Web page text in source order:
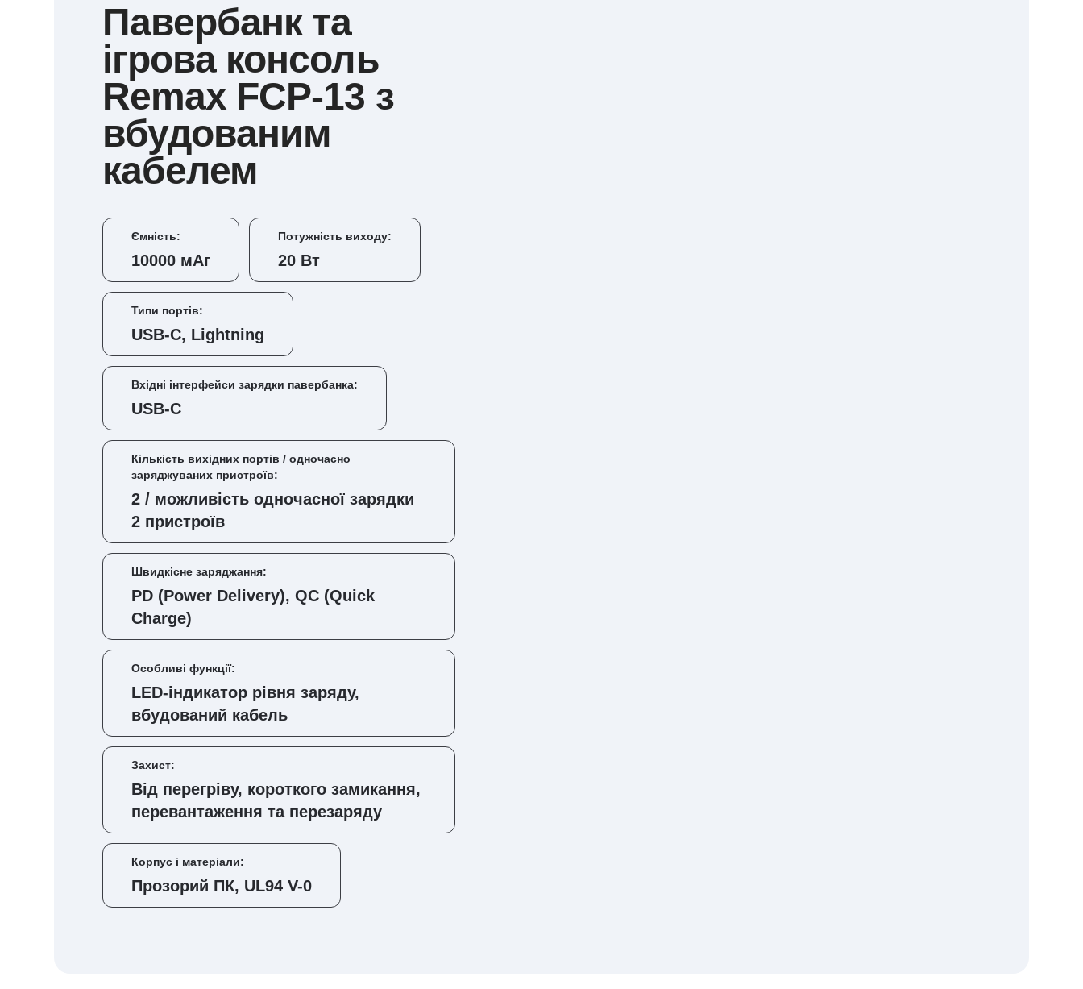
Павербанк та
ігрова консоль
Remax FCP-13 з
вбудованим
кабелем
Ємність:
10000 мАг
Потужність виходу:
20 Вт
Типи портів:
USB-C, Lightning
Вхідні інтерфейси зарядки павербанка:
USB-C
Кількість вихідних портів / одночасно
заряджуваних пристроїв:
2 / можливість одночасної зарядки
2 пристроїв
Швидкісне заряджання:
PD (Power Delivery), QC (Quick
Charge)
Особливі функції:
LED-індикатор рівня заряду,
вбудований кабель
Захист:
Від перегріву, короткого замикання,
перевантаження та перезаряду
Корпус і матеріали:
Прозорий ПК, UL94 V-0